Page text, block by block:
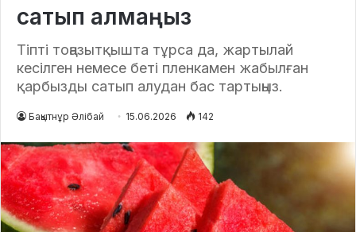
сатып алмаңыз
Тіпті тоңазытқышта тұрса да, жартылай
кесілген немесе беті пленкамен жабылған
қарбызды сатып алудан бас тартыңыз.
Бақытнұр Әлібай 15.06.2026 142